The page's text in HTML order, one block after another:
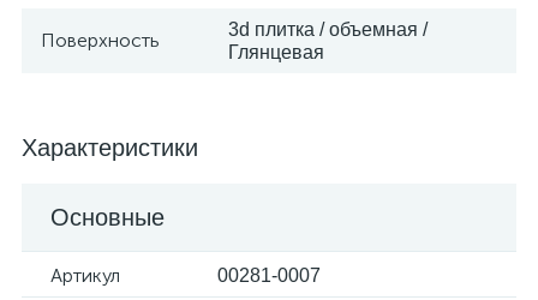
Поверхность
3d плитка / объемная /
Глянцевая
Характеристики
Основные
Артикул 00281-0007